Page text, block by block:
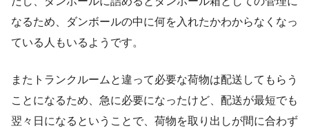
なるため、ダンボールの中に何を入れたかわからなくなっ
ている人もいるようです。
またトランクルームと違って必要な荷物は配送してもらう
ことになるため、急に必要になったけど、配送が最短でも
翌々日になるということで、荷物を取り出しが間に合わず